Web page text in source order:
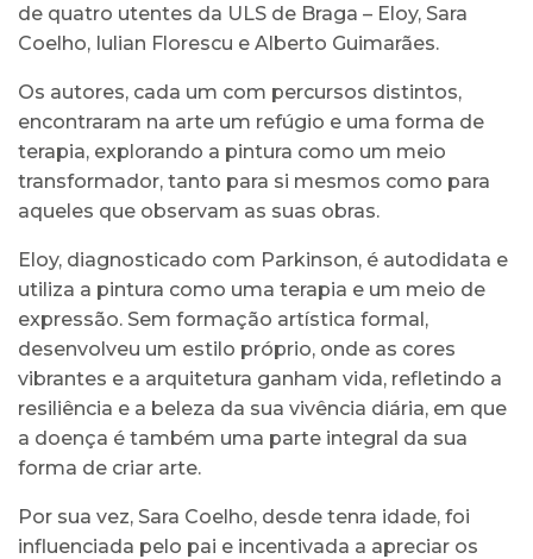
de quatro utentes da ULS de Braga – Eloy, Sara
Coelho, Iulian Florescu e Alberto Guimarães.
Os autores, cada um com percursos distintos,
encontraram na arte um refúgio e uma forma de
terapia, explorando a pintura como um meio
transformador, tanto para si mesmos como para
aqueles que observam as suas obras.
Eloy, diagnosticado com Parkinson, é autodidata e
utiliza a pintura como uma terapia e um meio de
expressão. Sem formação artística formal,
desenvolveu um estilo próprio, onde as cores
vibrantes e a arquitetura ganham vida, refletindo a
resiliência e a beleza da sua vivência diária, em que
a doença é também uma parte integral da sua
forma de criar arte.
Por sua vez, Sara Coelho, desde tenra idade, foi
influenciada pelo pai e incentivada a apreciar os